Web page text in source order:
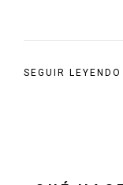
SEGUIR LEYENDO